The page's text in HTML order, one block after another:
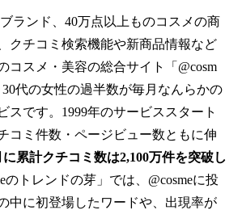
ランド、40万点以上ものコスメの商
クチコミ検索機能や新商品情報など
コスメ・美容の総合サイト「@cosm
代の女性の過半数が毎月なんらかの
スです。1999年のサービススタート
コミ件数・ページビュー数ともに伸
に累計クチコミ数は2,100万件を突破し
のトレンドの芽」では、@cosmeに投
中に初登場したワードや、出現率が